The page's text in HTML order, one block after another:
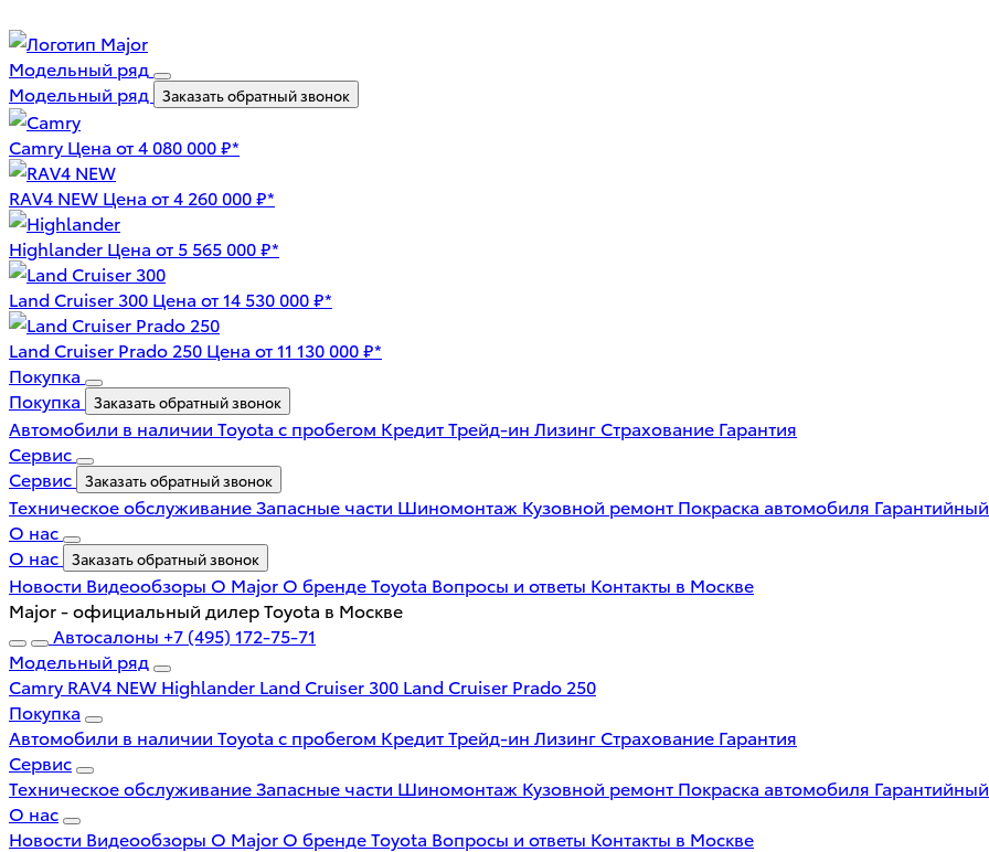
Модельный ряд
Модельный ряд
Заказать обратный звонок
Camry Цена от 4 080 000 ₽*
RAV4 NEW Цена от 4 260 000 ₽*
Highlander Цена от 5 565 000 ₽*
Land Cruiser 300 Цена от 14 530 000 ₽*
Land Cruiser Prado 250 Цена от 11 130 000 ₽*
Покупка
Покупка
Заказать обратный звонок
Автомобили в наличии Toyota с пробегом КредитТрейд-ин Лизинг Страхование Гарантия
Сервис
Сервис
Заказать обратный звонок
Техническое обслуживаниеЗапасные части Шиномонтаж Кузовной ремонт Покраска автомобиля
О нас
О нас
Заказать обратный звонок
Новости Видеообзоры О Major О бренде Toyota Вопросы и ответы Контакты в Москве
Major - официальный дилер Toyota в Москве
Автосалоны +7 (495) 172-75-71
Модельный ряд
Camry RAV4 NEW Highlander Land Cruiser 300 Land Cruiser Prado 250
Покупка
Автомобили в наличии Toyota с пробегом КредитТрейд-ин Лизинг Страхование Гарантия
Сервис
Техническое обслуживаниеЗапасные части Шиномонтаж Кузовной ремонт Покраска автомобиля
О нас
Новости Видеообзоры О Major О бренде Toyota Вопросы и ответы Контакты в Москве